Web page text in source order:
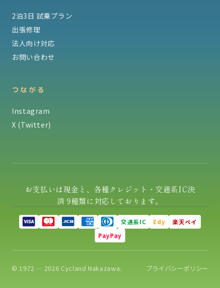
2泊3日 試乗プラン
出張修理
法人向け対応
お問い合わせ
つながる
Instagram
X (Twitter)
お支払いは現金と、各種クレジット・交通系IC決
済 9種類に対応しております。
交通系IC Edy
楽天ペイ
PayPay
© 1972 — 2026 Cycland Nakazawa. プライバシーポリシー